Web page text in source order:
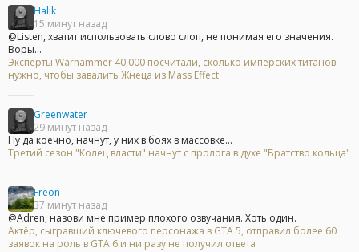
Halik
15 минут назад
@Listen, хватит использовать слово слоп, не понимая его значения.
Воры...
Эксперты Warhammer 40,000 посчитали, сколько имперских титанов
нужно, чтобы завалить Жнеца из Mass Effect
Greenwater
29 минут назад
Ну да коечно, начнут, у них в боях в массовке...
Третий сезон "Колец власти" начнут с пролога в духе "Братство кольца"
Freon
37 минут назад
@Adren, назови мне пример плохого озвучания. Хоть один.
Актёр, сыгравший ключевого персонажа в GTA 5, отправил более 60
заявок на роль в GTA 6 и ни разу не получил ответа